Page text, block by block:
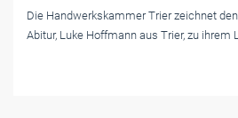
Die Handwerkskammer Trier zeichnet
Abitur, Luke Hoffmann aus Trier, zu ihrem